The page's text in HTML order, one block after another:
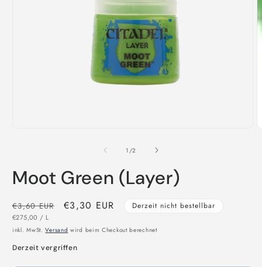
1 /von
2
Moot Green (Layer)
Normaler
Preis
€3,60 EUR Verkaufspreis
€3,30 EUR
STÜCKPREIS
€275,00 / PRO
L
Derzeit nicht bestellbar
inkl. MwSt.Versand wird beim Checkout berechnet
Derzeit vergriffen